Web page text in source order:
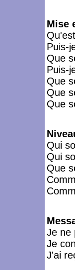
Mise
Puis-
Que
Puis-
Que
Que
Que
Qui
Qui
Que
Je ne
Je
J'ai